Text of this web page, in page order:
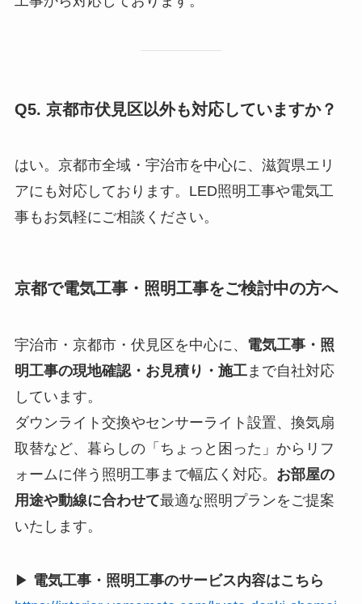
Q5. 京都市伏見区以外も対応していますか？
はい。京都市全域・宇治市を中心に、滋賀県エリ
アにも対応しております。LED照明工事や電気工
事もお気軽にご相談ください。
京都で電気工事・照明工事をご検討中の方へ
宇治市・京都市・伏見区を中心に、 電気工事・照
明工事の現地確認・お見積り・施工まで自社対応
しています。
ダウンライト交換やセンサーライト設置、換気扇
取替など、暮らしの「ちょっと困った」からリフ
ォームに伴う照明工事まで幅広く対応。 お部屋の
用途や動線に合わせて最適な照明プランをご提案
いたします。
▶ 電気工事・照明工事のサービス内容はこちら